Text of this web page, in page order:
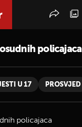
policajaca
U 17 PROSVJED
policajaca